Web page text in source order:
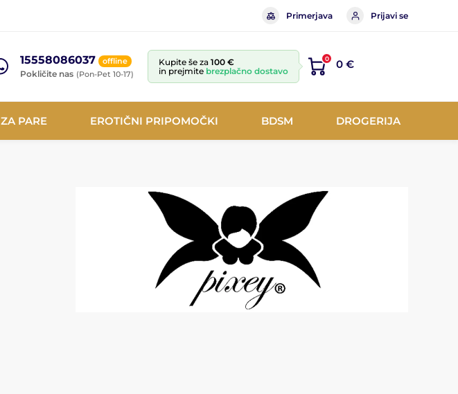
Primerjava Prijavi se
15558086037 offline
Pokličite nas (Pon-Pet 10-17)
Kupite še za 100 €
in prejmite brezplačno dostavo
0 0 €
ZA PARE EROTIČNI PRIPOMOČKI BDSM DROGERIJA